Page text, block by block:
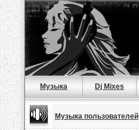
Музыка Dj Mixes
Музыка пользователей